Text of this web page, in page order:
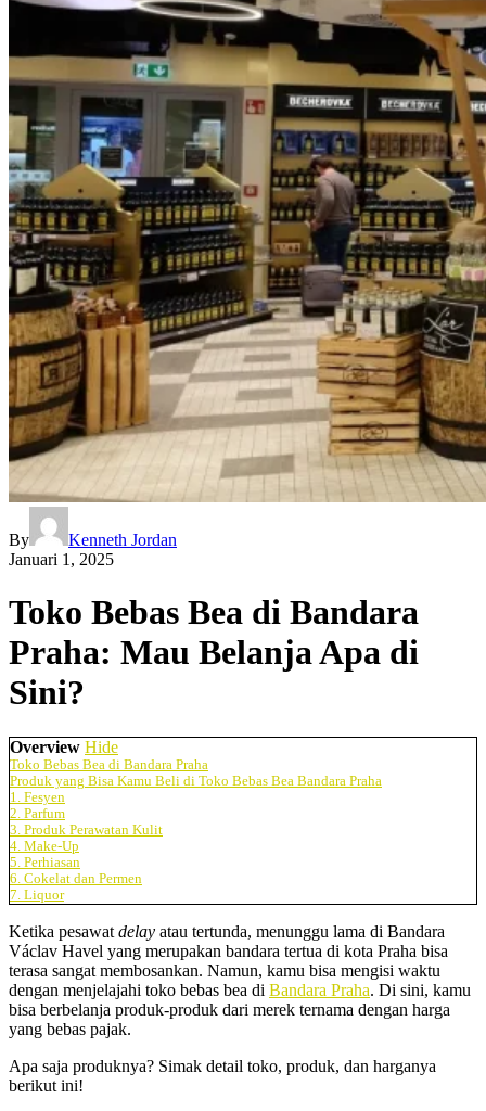
By
Kenneth Jordan
Januari 1, 2025
Toko Bebas Bea di Bandara
Praha: Mau Belanja Apa di
Sini?
Overview Hide
Toko Bebas Bea di Bandara Praha
Produk yang Bisa Kamu Beli di Toko Bebas Bea Bandara Praha
1. Fesyen
2. Parfum
3. Produk Perawatan Kulit
4. Make-Up
5. Perhiasan
6. Cokelat dan Permen
7. Liquor
Ketika pesawat delay atau tertunda, menunggu lama di Bandara
Václav Havel yang merupakan bandara tertua di kota Praha bisa
terasa sangat membosankan. Namun, kamu bisa mengisi waktu
dengan menjelajahi toko bebas bea di Bandara Praha. Di sini, kamu
bisa berbelanja produk-produk dari merek ternama dengan harga
yang bebas pajak.
Apa saja produknya? Simak detail toko, produk, dan harganya
berikut ini!